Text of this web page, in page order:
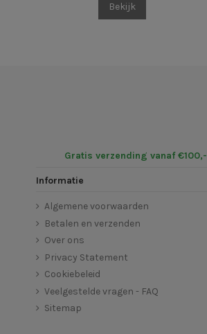
Bekijk
Gratis verzending vanaf €100,-
Informatie
Algemene voorwaarden
Betalen en verzenden
Over ons
Privacy Statement
Cookiebeleid
Veelgestelde vragen - FAQ
Sitemap